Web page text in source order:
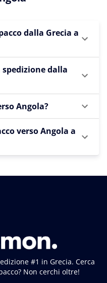
dalla Grecia a
dalla
Angola?
verso Angola a
#1 in Grecia. Cerca
Non cerchi oltre!